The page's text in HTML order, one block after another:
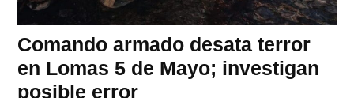
Comando armado desata terror
en Lomas 5 de Mayo; investigan
posible error